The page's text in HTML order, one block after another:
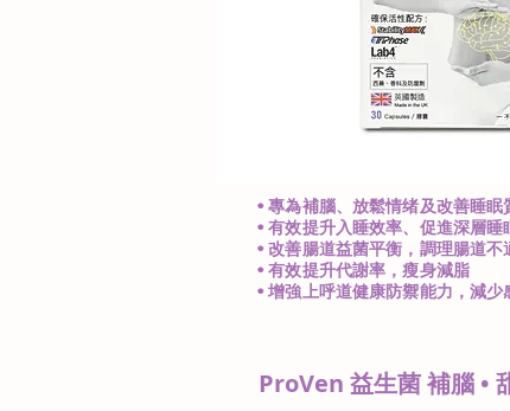
• 專為補腦、放鬆情绪及改善睡
• 有效提升入睡效率、促進深層睡
• 改善腸道益菌平衡，調理腸道
• 有效提升代謝率，瘦身減脂
• 增強上呼道健康防禦能力，減少
ProVen 益生菌 補腦 •